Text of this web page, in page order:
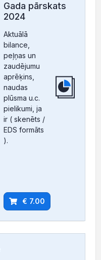
Gada pārskats
2024
Aktuālā
bilance,
peļņas un
zaudējumu
aprēķins,
naudas
plūsma u.c.
pielikumi, ja
ir ( skenēts /
EDS formāts
).
€ 7.00